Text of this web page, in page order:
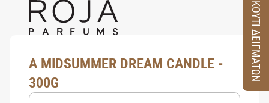
A MIDSUMMER DREAM CANDLE -
300G
ΚΟΥΤΙ ΔΕΙΓΜΑΤΩΝ